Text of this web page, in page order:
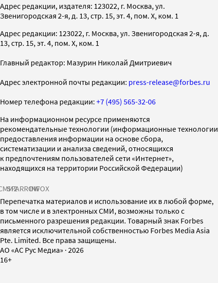
Адрес редакции, издателя: 123022, г. Москва, ул.
Звенигородская 2-я, д. 13, стр. 15, эт. 4, пом. X, ком. 1
Адрес редакции: 123022, г. Москва, ул. Звенигородская 2-я, д.
13, стр. 15, эт. 4, пом. X, ком. 1
Главный редактор: Мазурин Николай Дмитриевич
Адрес электронной почты редакции: press-release@forbes.ru
Номер телефона редакции: +7 (495) 565-32-06
На информационном ресурсе применяются
рекомендательные технологии (информационные технологии
предоставления информации на основе сбора,
систематизации и анализа сведений, относящихся
к предпочтениям пользователей сети «Интернет»,
находящихся на территории Российской Федерации)
SPARROWINFOX
Перепечатка материалов и использование их в любой форме,
в том числе и в электронных СМИ, возможны только с
письменного разрешения редакции. Товарный знак Forbes
является исключительной собственностью Forbes Media Asia
Pte. Limited. Все права защищены.
AO «АС Рус Медиа» · 2026
16+